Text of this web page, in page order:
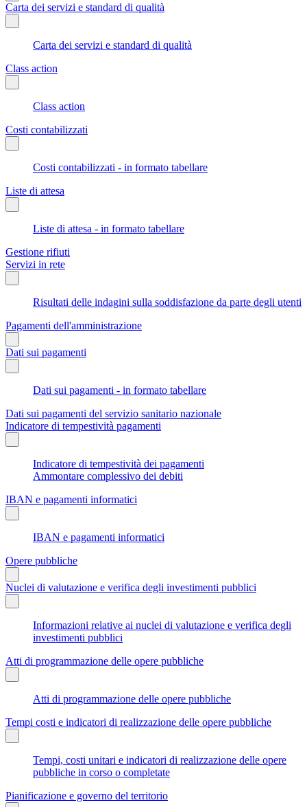
Carta dei servizi e standard di qualità
Carta dei servizi e standard di qualità
Class action
Class action
Costi contabilizzati
Costi contabilizzati - in formato tabellare
Liste di attesa
Liste di attesa - in formato tabellare
Gestione rifiuti
Servizi in rete
Risultati delle indagini sulla soddisfazione da parte degli utenti
Pagamenti dell'amministrazione
Dati sui pagamenti
Dati sui pagamenti - in formato tabellare
Dati sui pagamenti del servizio sanitario nazionale
Indicatore di tempestività pagamenti
Indicatore di tempestività dei pagamenti
Ammontare complessivo dei debiti
IBAN e pagamenti informatici
IBAN e pagamenti informatici
Opere pubbliche
Nuclei di valutazione e verifica degli investimenti pubblici
Informazioni relative ai nuclei di valutazione e verifica degli
investimenti pubblici
Atti di programmazione delle opere pubbliche
Atti di programmazione delle opere pubbliche
Tempi costi e indicatori di realizzazione delle opere pubbliche
Tempi, costi unitari e indicatori di realizzazione delle opere
pubbliche in corso o completate
Pianificazione e governo del territorio